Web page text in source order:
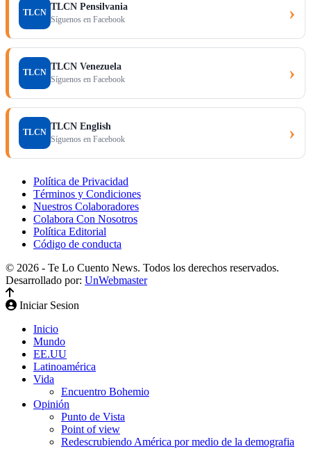
TLCN
TLCN Pensilvania
Síguenos en Facebook ›
TLCN
TLCN Venezuela
Síguenos en Facebook ›
TLCN
TLCN English
Síguenos en Facebook ›
Política de Privacidad
Términos y Condiciones
Nuestros Colaboradores
Colabora Con Nosotros
Política Editorial
Código de conducta
© 2026 - Te Lo Cuento News. Todos los derechos reservados.
Desarrollado por: UnWebmaster
Iniciar Sesion
Inicio
Mundo
EE.UU
Latinoamérica
Vida
Encuentro Bohemio
Opinión
Punto de Vista
Point of view
Redescrubiendo América por medio de la demografia